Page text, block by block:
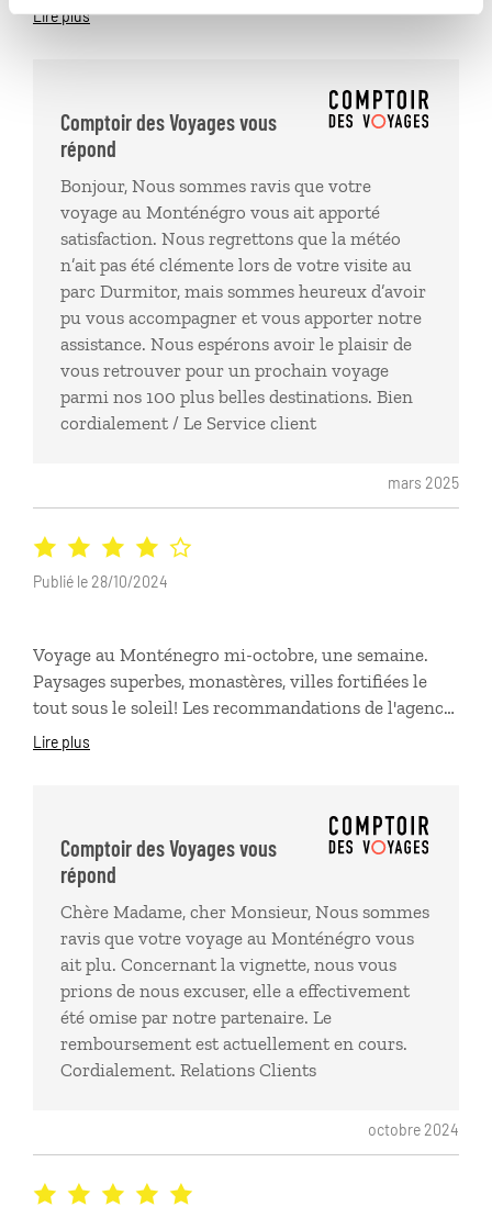
avant le mois de Juin le changement de programme
s'est bien organisé grâce à vos équipes. 2 nuits
d'hotel à payer en plus quand même
Lire plus
mars 2025
Comptoir des Voyages vous
répond
Bonjour, Nous sommes ravis que votre
voyage au Monténégro vous ait apporté
satisfaction. Nous regrettons que la météo
n’ait pas été clémente lors de votre visite au
parc Durmitor, mais sommes heureux d’avoir
pu vous accompagner et vous apporter notre
assistance. Nous espérons avoir le plaisir de
vous retrouver pour un prochain voyage
parmi nos 100 plus belles destinations. Bien
cordialement / Le Service client
Voyage au Monténegro mi-octobre, une semaine.
Paysages superbes, monastères, villes fortifiées le
tout sous le soleil! Les recommandations de l'agence
nous ont été utiles. Hôtellerie de qualité, surtout à
Croatie au Monténégro, mais malheureusement
nous ne l'avions pas dans les vouchers et avons dû la
payer sur place.
Lire plus
octobre 2024
Publié le 28/10/2024
Comptoir des Voyages vous
répond
Chère Madame, cher Monsieur, Nous sommes
ravis que votre voyage au Monténégro vous
ait plu. Concernant la vignette, nous vous
prions de nous excuser, elle a effectivement
été omise par notre partenaire. Le
remboursement est actuellement en cours.
Cordialement. Relations Clients